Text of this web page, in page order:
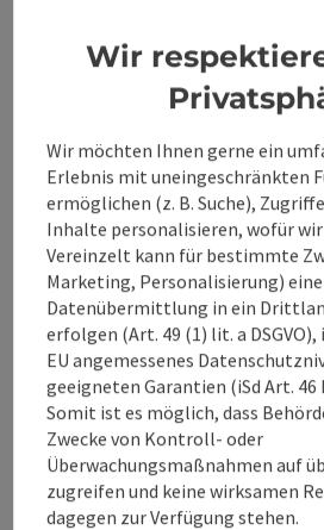
Barrierefreiheit
Mitgliedschaften
Mehr Entdecken
Beitrag merken
zum Merkzettel
PDF erstellen
Wir
Wir möchten Ihnen gerne ein
Erlebnis mit uneingeschränkten
ermöglichen (z. B. Suche),
Inhalte personalisieren, wofür wir
Vereinzelt kann für bestimmte
Marketing, Personalisierung) eine
Datenübermittlung in ein
erfolgen (Art. 49 (1) lit. a
EU angemessenes
geeigneten Garantien (iSd Art. 46
Somit ist es möglich, dass
Zwecke von Kontroll- oder
Überwachungsmaßnahmen auf
zugreifen und keine wirksamen
dagegen zur Verfügung stehen.